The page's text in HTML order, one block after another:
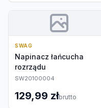
SWAG
Napinacz łańcucha
rozrządu
SW20100004
129,99 złbrutto